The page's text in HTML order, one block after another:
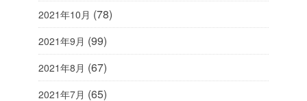
2021年10月 (78)
2021年9月 (99)
2021年8月 (67)
2021年7月 (65)